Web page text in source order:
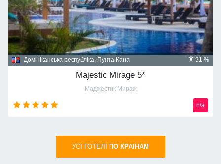
91 %
Домініканська республіка, Пунта Кана
Majestic Mirage 5*
Маджестик Мираж
n\a
УСI ГОТЕЛІ ПО КРАIНАМ